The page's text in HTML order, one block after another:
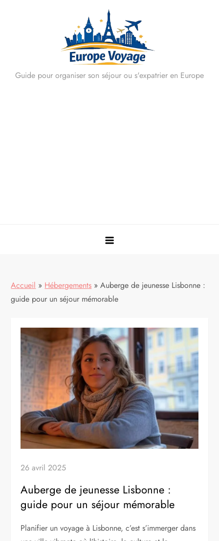
Guide pour organiser son séjour ou s'expatrier en Europe
Accueil » Hébergements »Auberge de jeunesse Lisbonne :
guide pour un séjour mémorable
26 avril 2025
Auberge de jeunesse Lisbonne :
guide pour un séjour mémorable
Planifier un voyage à Lisbonne, c’est s’immerger dans